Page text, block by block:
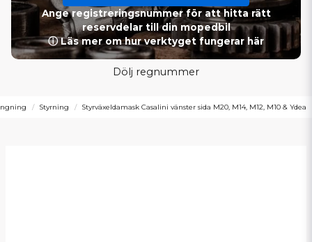
Ange registreringsnummer för att hitta rätt
reservdelar till din mopedbil
ⓘ Läs mer om hur verktyget fungerar här
Dölj regnummer
Styrning Styrväxeldamask Casalini vänster sida M20, M14, M12, M10 & Ydea